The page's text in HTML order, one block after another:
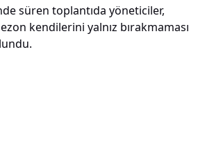
süren toplantıda yöneticiler,
kendilerini yalnız bırakmaması